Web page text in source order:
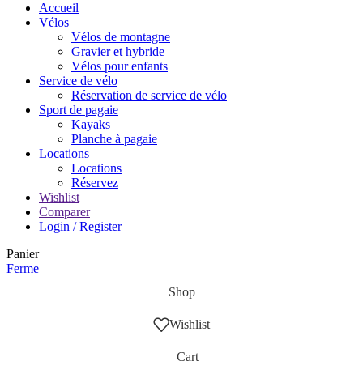
Accueil
Vélos
Vélos de montagne
Gravier et hybride
Vélos pour enfants
Service de vélo
Réservation de service de vélo
Sport de pagaie
Kayaks
Planche à pagaie
Locations
Locations
Réservez
Wishlist
Comparer
Login / Register
Panier
Ferme
Shop
Wishlist
Cart